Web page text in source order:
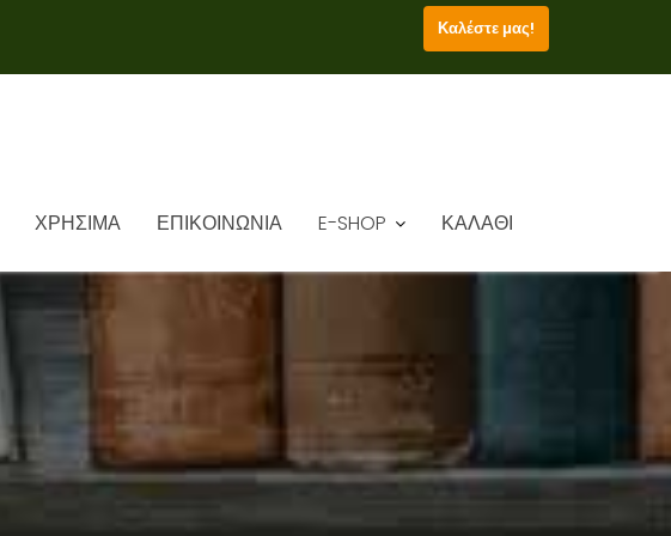
Καλέστε μας!
ΧΡΗΣΙΜΑ ΕΠΙΚΟΙΝΩΝΙΑ E-SHOP ΚΑΛΑΘΙ